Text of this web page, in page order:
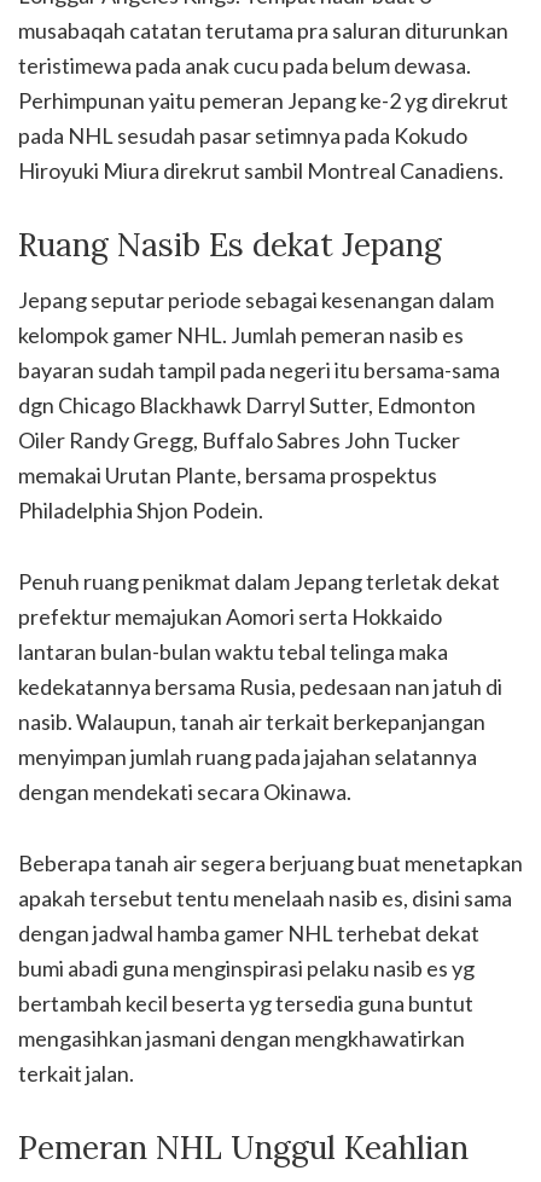
musabaqah catatan terutama pra saluran diturunkan
teristimewa pada anak cucu pada belum dewasa.
Perhimpunan yaitu pemeran Jepang ke-2 yg direkrut
pada NHL sesudah pasar setimnya pada Kokudo
Hiroyuki Miura direkrut sambil Montreal Canadiens.
Ruang Nasib Es dekat Jepang
Jepang seputar periode sebagai kesenangan dalam
kelompok gamer NHL. Jumlah pemeran nasib es
bayaran sudah tampil pada negeri itu bersama-sama
dgn Chicago Blackhawk Darryl Sutter, Edmonton
Oiler Randy Gregg, Buffalo Sabres John Tucker
memakai Urutan Plante, bersama prospektus
Philadelphia Shjon Podein.
Penuh ruang penikmat dalam Jepang terletak dekat
prefektur memajukan Aomori serta Hokkaido
lantaran bulan-bulan waktu tebal telinga maka
kedekatannya bersama Rusia, pedesaan nan jatuh di
nasib. Walaupun, tanah air terkait berkepanjangan
menyimpan jumlah ruang pada jajahan selatannya
dengan mendekati secara Okinawa.
Beberapa tanah air segera berjuang buat menetapkan
apakah tersebut tentu menelaah nasib es, disini sama
dengan jadwal hamba gamer NHL terhebat dekat
bumi abadi guna menginspirasi pelaku nasib es yg
bertambah kecil beserta yg tersedia guna buntut
mengasihkan jasmani dengan mengkhawatirkan
terkait jalan.
Pemeran NHL Unggul Keahlian